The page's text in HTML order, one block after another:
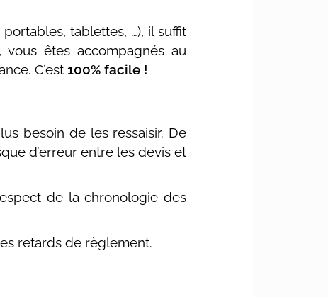
tablettes, …), il suffit
êtes accompagnés au
C’est100% facile !
besoin de les ressaisir. De
d’erreur entre les devis et
de la chronologie des
retards de règlement.